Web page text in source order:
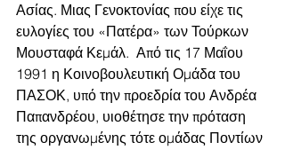
Ασίας. Μιας Γενοκτονίας που είχε τις
ευλογίες του «Πατέρα» των Τούρκων
Μουσταφά Κεμάλ.  Από τις 17 Μαΐου
1991 η Κοινοβουλευτική Ομάδα του
ΠΑΣΟΚ, υπό την προεδρία του Ανδρέα
Παπανδρέου, υιοθέτησε την πρόταση
της οργανωμένης τότε ομάδας Ποντίων